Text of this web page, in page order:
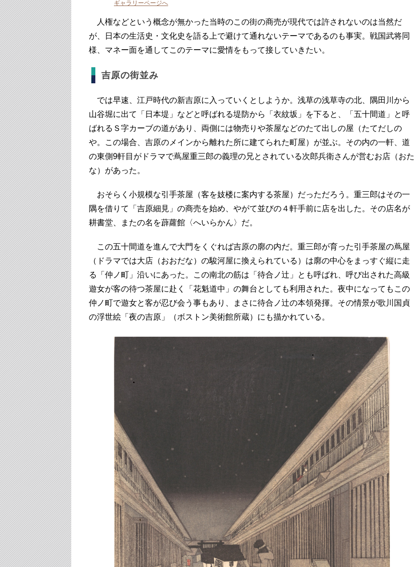
ギャラリーページへ
人権などという概念が無かった当時のこの街の商売が現代では許されないのは当然だ
が、日本の生活史・文化史を語る上で避けて通れないテーマであるのも事実。戦国武将同
様、マネー面を通してこのテーマに愛情をもって接していきたい。
吉原の街並み
では早速、江戸時代の新吉原に入っていくとしようか。浅草の浅草寺の北、隅田川から
山谷堀に出て「日本堤」などと呼ばれる堤防から「衣紋坂」を下ると、「五十間道」と呼
ばれるＳ字カーブの道があり、両側には物売りや茶屋などのたて出しの屋（たてだしの
や。この場合、吉原のメインから離れた所に建てられた町屋）が並ぶ。その内の一軒、道
の東側9軒目がドラマで蔦屋重三郎の義理の兄とされている次郎兵衛さんが営むお店（おた
な）があった。
おそらく小規模な引手茶屋（客を妓楼に案内する茶屋）だっただろう。重三郎はその一
隅を借りて「吉原細見」の商売を始め、やがて並びの４軒手前に店を出した。その店名が
耕書堂、またの名を薜蘿館〈へいらかん〉だ。
この五十間道を進んで大門をくぐれば吉原の廓の内だ。重三郎が育った引手茶屋の蔦屋
（ドラマでは大店（おおだな）の駿河屋に換えられている）は廓の中心をまっすぐ縦に走
る「仲ノ町」沿いにあった。この南北の筋は「待合ノ辻」とも呼ばれ、呼び出された高級
遊女が客の待つ茶屋に赴く「花魁道中」の舞台としても利用された。夜中になってもこの
仲ノ町で遊女と客が忍び会う事もあり、まさに待合ノ辻の本領発揮。その情景が歌川国貞
の浮世絵「夜の吉原」（ボストン美術館所蔵）にも描かれている。